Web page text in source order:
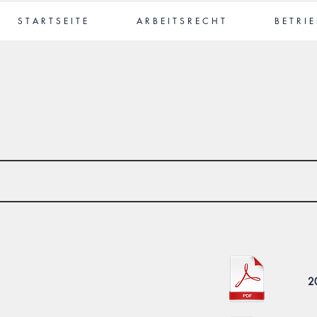
S T A R T S E I T E A R B E I T S R E C H T B E T R I